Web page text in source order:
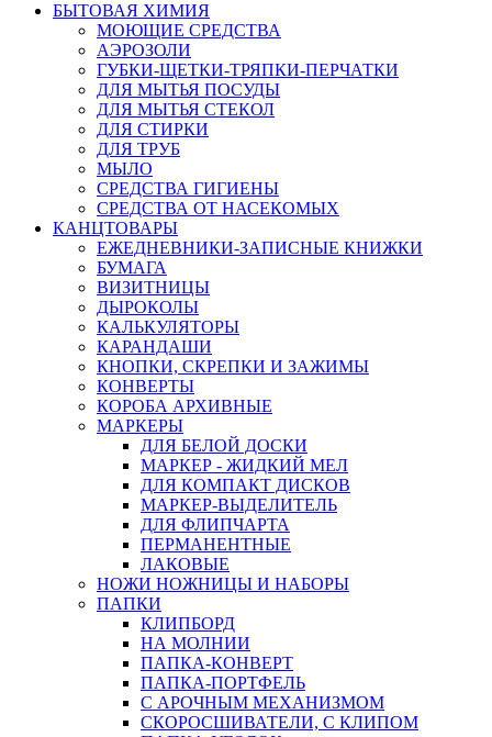
БЫТОВАЯ ХИМИЯ
МОЮЩИЕ СРЕДСТВА
АЭРОЗОЛИ
ГУБКИ-ЩЕТКИ-ТРЯПКИ-ПЕРЧАТКИ
ДЛЯ МЫТЬЯ ПОСУДЫ
ДЛЯ МЫТЬЯ СТЕКОЛ
ДЛЯ СТИРКИ
ДЛЯ ТРУБ
МЫЛО
СРЕДСТВА ГИГИЕНЫ
СРЕДСТВА ОТ НАСЕКОМЫХ
КАНЦТОВАРЫ
ЕЖЕДНЕВНИКИ-ЗАПИСНЫЕ КНИЖКИ
БУМАГА
ВИЗИТНИЦЫ
ДЫРОКОЛЫ
КАЛЬКУЛЯТОРЫ
КАРАНДАШИ
КНОПКИ, СКРЕПКИ И ЗАЖИМЫ
КОНВЕРТЫ
КОРОБА АРХИВНЫЕ
МАРКЕРЫ
ДЛЯ БЕЛОЙ ДОСКИ
МАРКЕР - ЖИДКИЙ МЕЛ
ДЛЯ КОМПАКТ ДИСКОВ
МАРКЕР-ВЫДЕЛИТЕЛЬ
ДЛЯ ФЛИПЧАРТА
ПЕРМАНЕНТНЫЕ
ЛАКОВЫЕ
НОЖИ НОЖНИЦЫ И НАБОРЫ
ПАПКИ
КЛИПБОРД
НА МОЛНИИ
ПАПКА-КОНВЕРТ
ПАПКА-ПОРТФЕЛЬ
С АРОЧНЫМ МЕХАНИЗМОМ
СКОРОСШИВАТЕЛИ, С КЛИПОМ